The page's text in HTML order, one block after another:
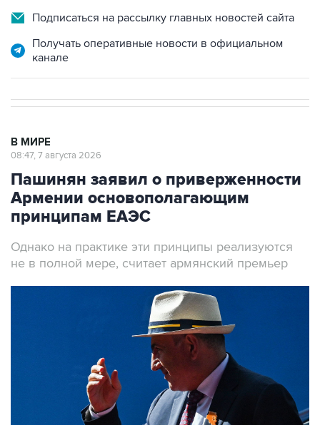
Подписаться на рассылку главных новостей сайта
Получать оперативные новости в официальном
канале
В МИРЕ
08:47, 7 августа 2026
Пашинян заявил о приверженности
Армении основополагающим
принципам ЕАЭС
Однако на практике эти принципы реализуются
не в полной мере, считает армянский премьер